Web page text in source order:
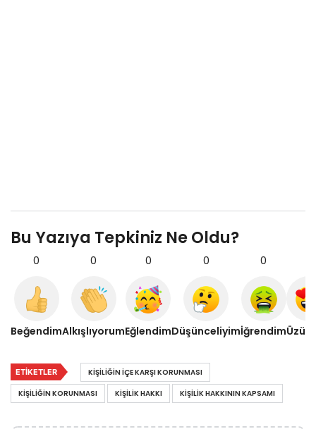
Bu Yazıya Tepkiniz Ne Oldu?
0
Beğendim
0
Alkışlıyorum
0
Eğlendim
0
Düşünceliyim
0
İğrendim
ETIKETLER
KIŞILIĞIN IÇE KARŞI KORUNMASI
KIŞILIĞIN KORUNMASI
KIŞILIK HAKKI KIŞILIK HAKKININ KAPSAMI